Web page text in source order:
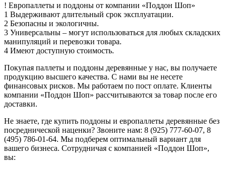
! Европаллеты и поддоны от компании «Поддон Шоп»
1 Выдерживают длительный срок эксплуатации.
2 Безопасны и экологичны.
3 Универсальны – могут использоваться для любых складских
манипуляций и перевозки товара.
4 Имеют доступную стоимость.
Покупая паллеты и поддоны деревянные у нас, вы получаете
продукцию высшего качества. С нами вы не несете
финансовых рисков. Мы работаем по пост оплате. Клиенты
компании «Поддон Шоп» рассчитываются за товар после его
доставки.
Не знаете, где купить поддоны и европаллеты деревянные без
посреднической наценки? Звоните нам: 8 (925) 777-60-07, 8
(495) 786-01-64. Мы подберем оптимальный вариант для
вашего бизнеса. Сотрудничая с компанией «Поддон Шоп»,
вы: